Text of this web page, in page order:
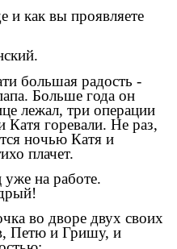
и как вы проявляете
большая радость -
Больше года он
лежал, три операции
Катя горевали. Не раз,
ночью Катя и
плачет.
уже на работе.
во дворе двух своих
Петю и Гришу, и